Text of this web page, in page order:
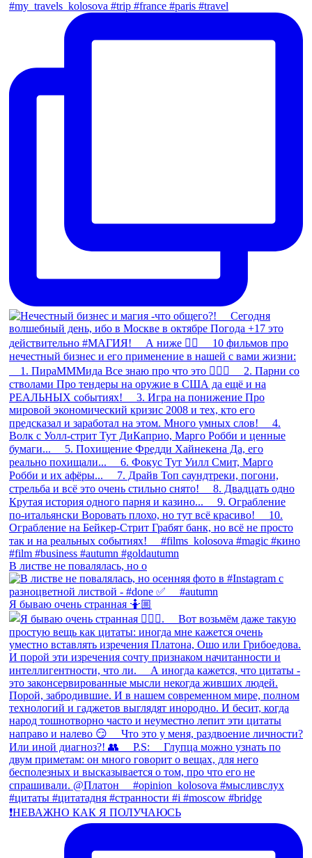
В листве не повалялась, но о
Я бываю очень странная 🤷🏼
❗️НЕВАЖНО КАК Я ПОЛУЧАЮСЬ